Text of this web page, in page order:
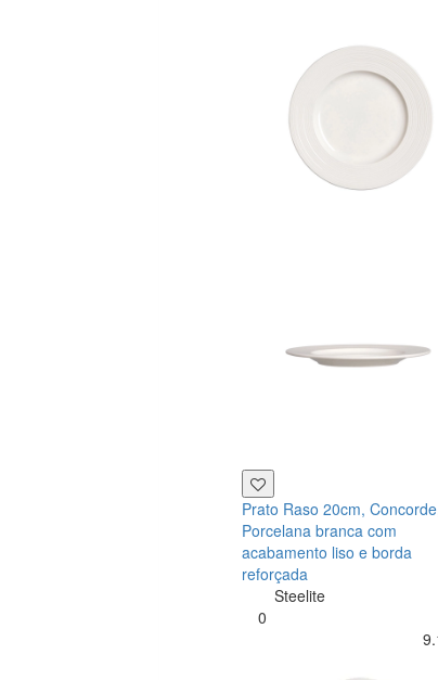
Prato Raso 20cm,
Porcelana branca com
acabamento liso e borda
reforçada
Steelite
0